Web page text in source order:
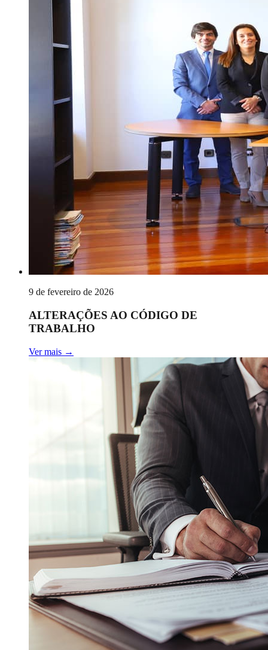
9 de fevereiro de 2026
ALTERAÇÕES AO CÓDIGO DE
TRABALHO
Ver mais →